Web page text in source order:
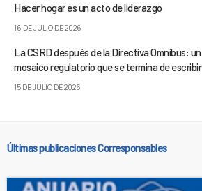
Hacer hogar es un acto de liderazgo
16 DE JULIO DE 2026
La CSRD después de la Directiva Omnibus: un
mosaico regulatorio que se termina de escribir
15 DE JULIO DE 2026
Últimas publicaciones Corresponsables